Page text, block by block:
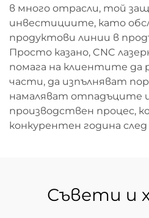
в много отрасли, той
инвестициите, като
продуктови линии в
Просто казано, CNC
помага на клиентите да
части, да изпълняват
намаляват отпадъците
производствен процес,
конкурентен година след
Съвети и